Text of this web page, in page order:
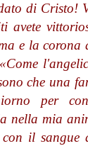
di Cristo!
avete
e la corona
che una
per
nella mia
con il sangue